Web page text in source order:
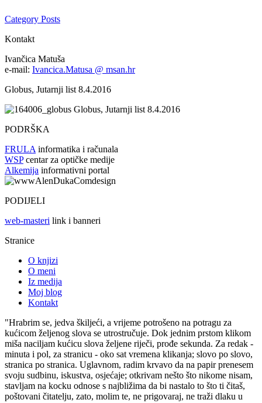
Category Posts
Kontakt
Ivančica Matuša
e-mail: Ivancica.Matusa @ msan.hr
Globus, Jutarnji list 8.4.2016
Globus, Jutarnji list 8.4.2016
PODRŠKA
FRULA informatika i računala
WSPcentar za optičke medije
Alkemija informativni portal
PODIJELI
web-masteri link i banneri
Stranice
O knjizi
O meni
Iz medija
Moj blog
Kontakt
"Hrabrim se, jedva škiljeći, a vrijeme potrošeno na potragu za
kućicom željenog slova se utrostručuje. Dok jednim prstom klikom
miša naciljam kućicu slova željene riječi, prođe sekunda. Za redak -
minuta i pol, za stranicu - oko sat vremena klikanja; slovo po slovo,
stranica po stranica. Uglavnom, radim krvavo da na papir prenesem
svoju sudbinu, iskustva, osjećaje; otkrivam nešto što nikome nisam,
stavljam na kocku odnose s najbližima da bi nastalo to što ti čitaš,
poštovani čitatelju, zato, molim te, ne prigovaraj, ne traži dlaku u